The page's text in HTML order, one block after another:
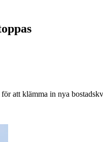
att klämma in nya